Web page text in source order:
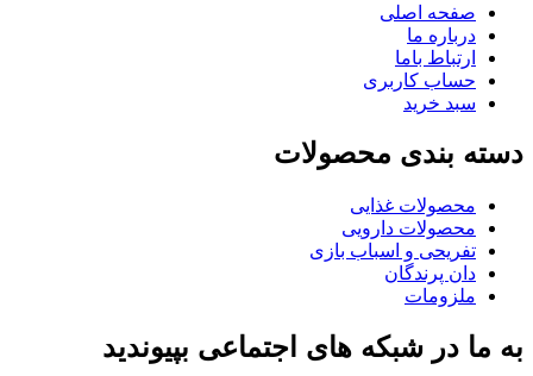
صفحه اصلی
درباره ما
ارتباط باما
حساب کاربری
سبد خرید
دسته بندی محصولات
محصولات غذایی
محصولات دارویی
تفریحی و اسباب بازی
دان پرندگان
ملزومات
به ما در شبکه های اجتماعی بپیوندید